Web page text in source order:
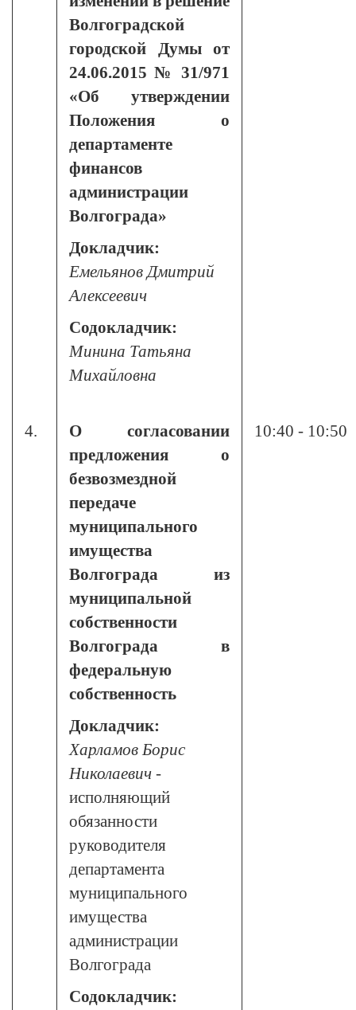
Волгоградской
городской Думы от
24.06.2015 № 31/971
«Об утверждении
Положения о
департаменте
финансов
администрации
Волгограда»
Докладчик:
Емельянов Дмитрий
Алексеевич
Содокладчик:
Минина Татьяна
Михайловна
4.
О согласовании
предложения о
безвозмездной
передаче
муниципального
имущества
Волгограда из
муниципальной
собственности
Волгограда в
федеральную
собственность
Докладчик:
Харламов Борис
Николаевич -
исполняющий
обязанности
руководителя
департамента
муниципального
имущества
администрации
Волгограда
Содокладчик:
10:40 - 10:50